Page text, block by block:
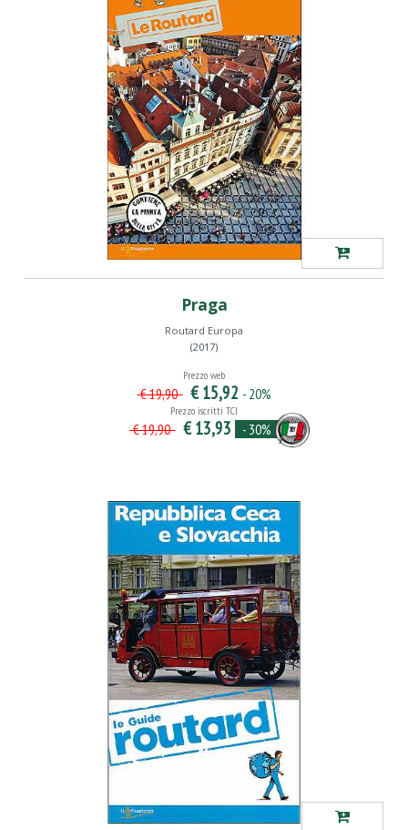
Praga
Routard Europa
(2017)
Prezzo web
€ 19,90 € 15,92 - 20%
Prezzo iscritti TCI
€ 19,90 € 13,93 - 30%